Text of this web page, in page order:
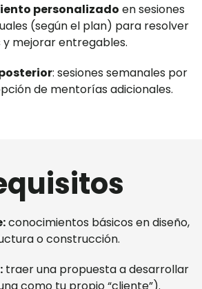
personalizado en sesiones
(según el plan) para resolver
y mejorar entregables.
: sesiones semanales por
de mentorías adicionales.
conocimientos básicos en diseño,
o construcción.
traer una propuesta a desarrollar
como tu propio “cliente”).